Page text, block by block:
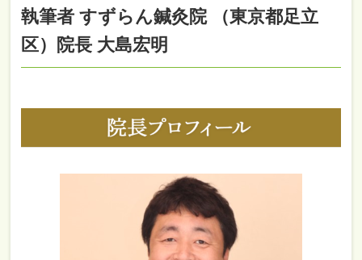
執筆者 すずらん鍼灸院 （東京都足立
区）院長 大島宏明